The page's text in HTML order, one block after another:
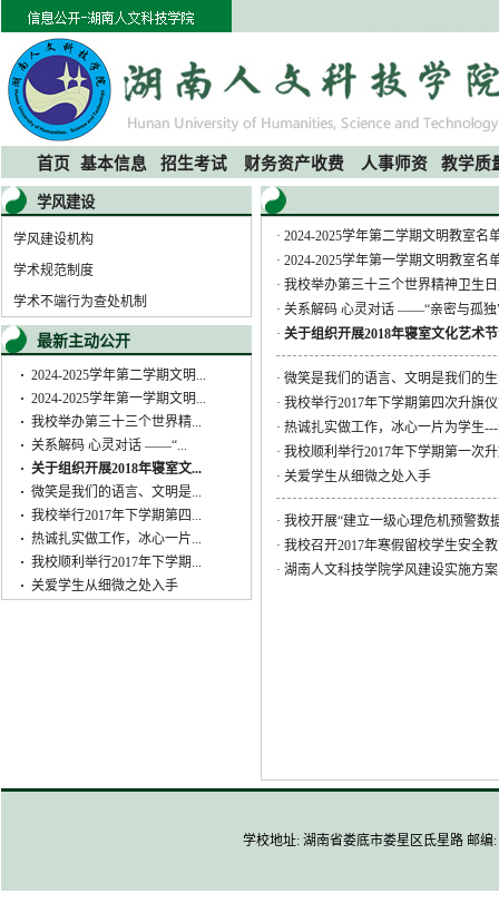
首页 基本信息 招生考试 财务资产收费 人事师资 教学质
学风建设
学风建设机构
学术规范制度
学术不端行为查处机制
最新主动公开
· 2024-2025学年第二学期文明...
· 2024-2025学年第一学期文明...
· 我校举办第三十三个世界精...
· 关系解码 心灵对话 ——“...
· 关于组织开展2018年寝室文...
· 微笑是我们的语言、文明是...
· 我校举行2017年下学期第四...
· 热诚扎实做工作，冰心一片...
· 我校顺利举行2017年下学期...
· 关爱学生从细微之处入手
· 2024-2025学年第二学期文明教室名
· 2024-2025学年第一学期文明教室名
· 我校举办第三十三个世界精神卫生
· 关系解码 心灵对话 ——“亲密与孤独
· 关于组织开展2018年寝室文化艺术
· 微笑是我们的语言、文明是我们的
· 我校举行2017年下学期第四次升旗
· 热诚扎实做工作，冰心一片为学生
· 我校顺利举行2017年下学期第一次
· 关爱学生从细微之处入手
· 我校开展“建立一级心理危机预警数
· 我校召开2017年寒假留校学生安全
· 湖南人文科技学院学风建设实施方案
学校地址: 湖南省娄底市娄星区氐星路 邮编